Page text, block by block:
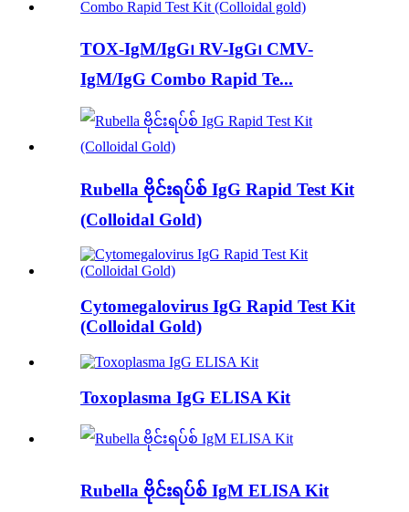
TOX-IgM/IgG၊ RV-IgG၊ CMV-
IgM/IgG Combo Rapid Te...
Rubella ဗိုင်းရပ်စ် IgG Rapid Test Kit
(Colloidal Gold)
Cytomegalovirus IgG Rapid Test Kit
(Colloidal Gold)
Toxoplasma IgG ELISA Kit
Rubella ဗိုင်းရပ်စ် IgM ELISA Kit